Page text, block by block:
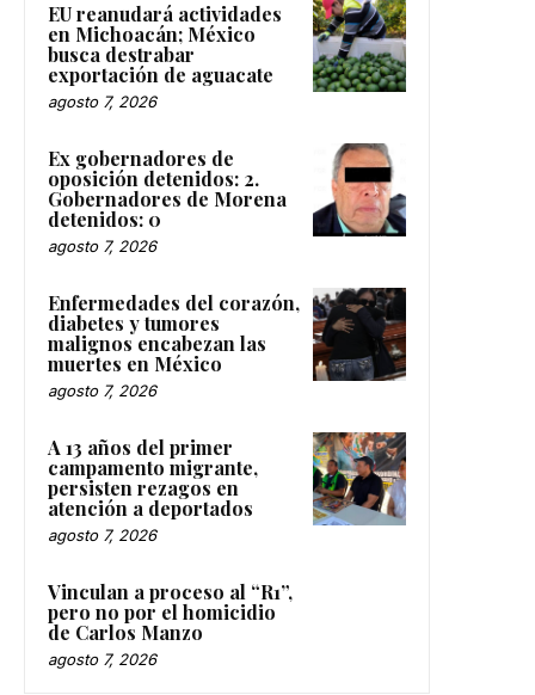
EU reanudará actividades
en Michoacán; México
busca destrabar
exportación de aguacate
agosto 7, 2026
Ex gobernadores de
oposición detenidos: 2.
Gobernadores de Morena
detenidos: 0
agosto 7, 2026
Enfermedades del corazón,
diabetes y tumores
malignos encabezan las
muertes en México
agosto 7, 2026
A 13 años del primer
campamento migrante,
persisten rezagos en
atención a deportados
agosto 7, 2026
Vinculan a proceso al “R1”,
pero no por el homicidio
de Carlos Manzo
agosto 7, 2026